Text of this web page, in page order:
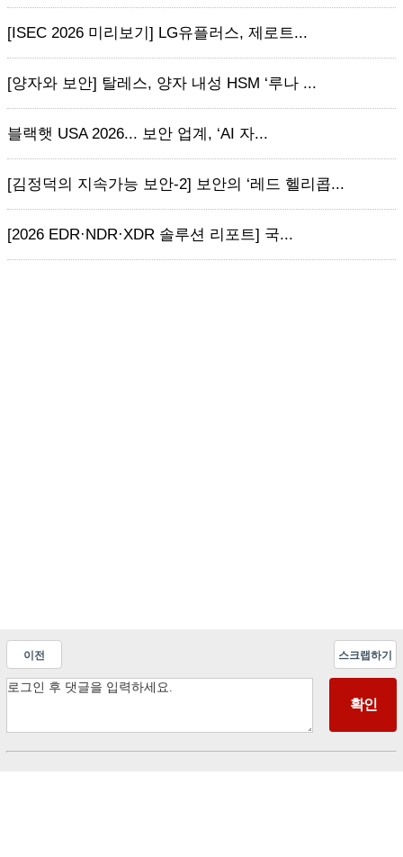
[ISEC 2026 미리보기] LG유플러스, 제로트...
[양자와 보안] 탈레스, 양자 내성 HSM ‘루나 ...
블랙햇 USA 2026... 보안 업계, ‘AI 자...
[김정덕의 지속가능 보안-2] 보안의 ‘레드 헬리콥...
[2026 EDR·NDR·XDR 솔루션 리포트] 국...
이전 스크랩하기